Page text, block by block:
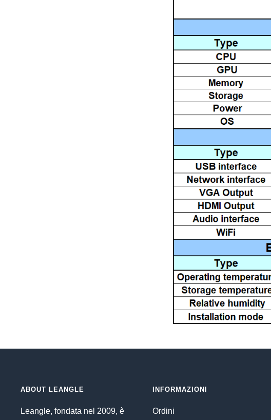
ABOUT LEANGLE
Leangle, fondata nel 2009, è
INFORMAZIONI
Ordini